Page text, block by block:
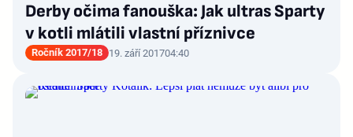
Derby očima fanouška: Jak ultras Sparty
v kotli mlátili vlastní příznivce
Ročník 2017/18 19. září 201704:40